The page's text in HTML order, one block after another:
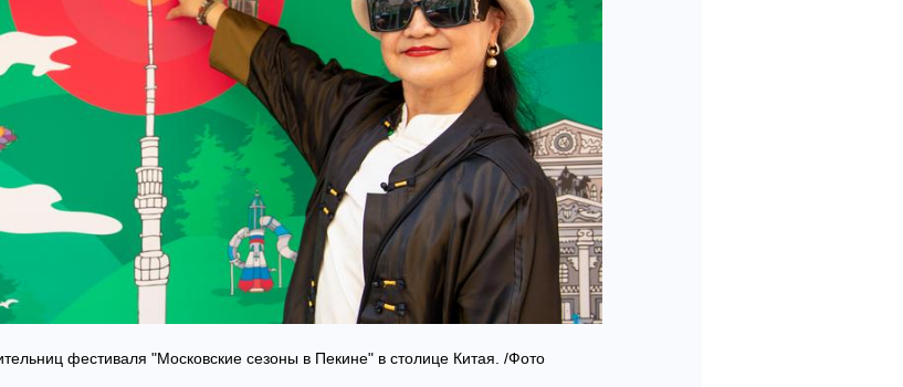
фестиваля "Московские сезоны в Пекине" в столице Китая. /Фото